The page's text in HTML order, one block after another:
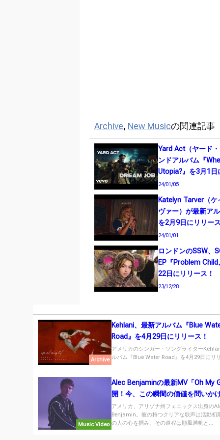
Archive, New Musicの関連記事
Yard Act（ヤード
ンドアルバム『
Utopia?』を3月1日
24/01/05
Katelyn Tarver（ケ
ヴァー）が最新ア
を2月9日にリリー
24/01/01
ロンドンのSSW、
EP『Problem
22日にリリース！
23/12/28
Archive
Kehlani、最新アルバム『Blue
Road』を4月29日にリリース！
アメリカのシンガー・ソングライター
ルバム『Blue Water Road』を4月29日にリ
Music Video
Alec Benjaminの最新MV「Oh My
開！今、この瞬間の価値を問いか
作。
アメリカ、アリゾナ州フェニックス出身の
Benjamin。彼の持つクリアな歌声は活動初
の人の心を掴み、その道程は順風満帆と...